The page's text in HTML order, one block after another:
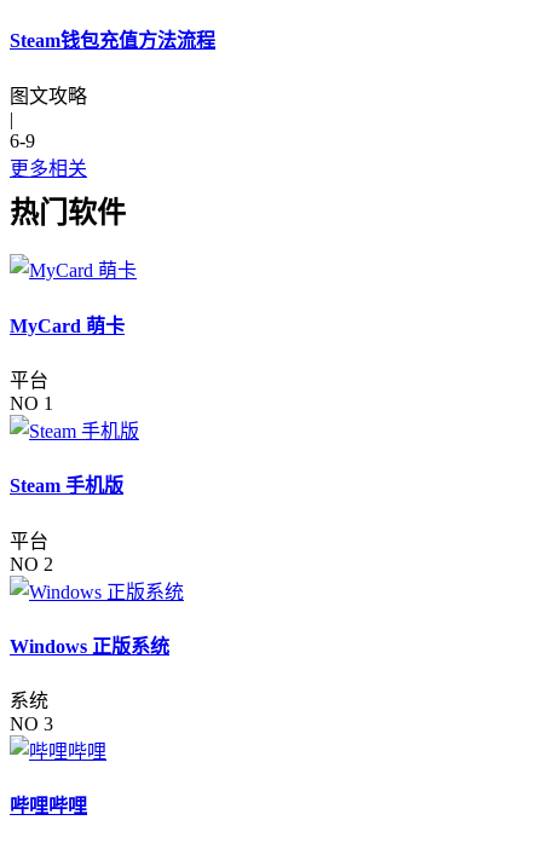
Steam钱包充值方法流程
图文攻略
|
6-9
更多相关
热门软件
MyCard 萌卡
平台
NO 1
Steam 手机版
平台
NO 2
Windows 正版系统
系统
NO 3
哔哩哔哩